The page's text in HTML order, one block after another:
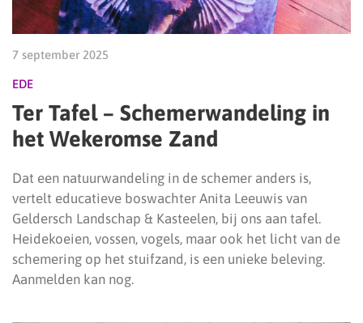
7 september 2025
EDE
Ter Tafel – Schemerwandeling in
het Wekeromse Zand
Dat een natuurwandeling in de schemer anders is,
vertelt educatieve boswachter Anita Leeuwis van
Geldersch Landschap & Kasteelen, bij ons aan tafel.
Heidekoeien, vossen, vogels, maar ook het licht van de
schemering op het stuifzand, is een unieke beleving.
Aanmelden kan nog.